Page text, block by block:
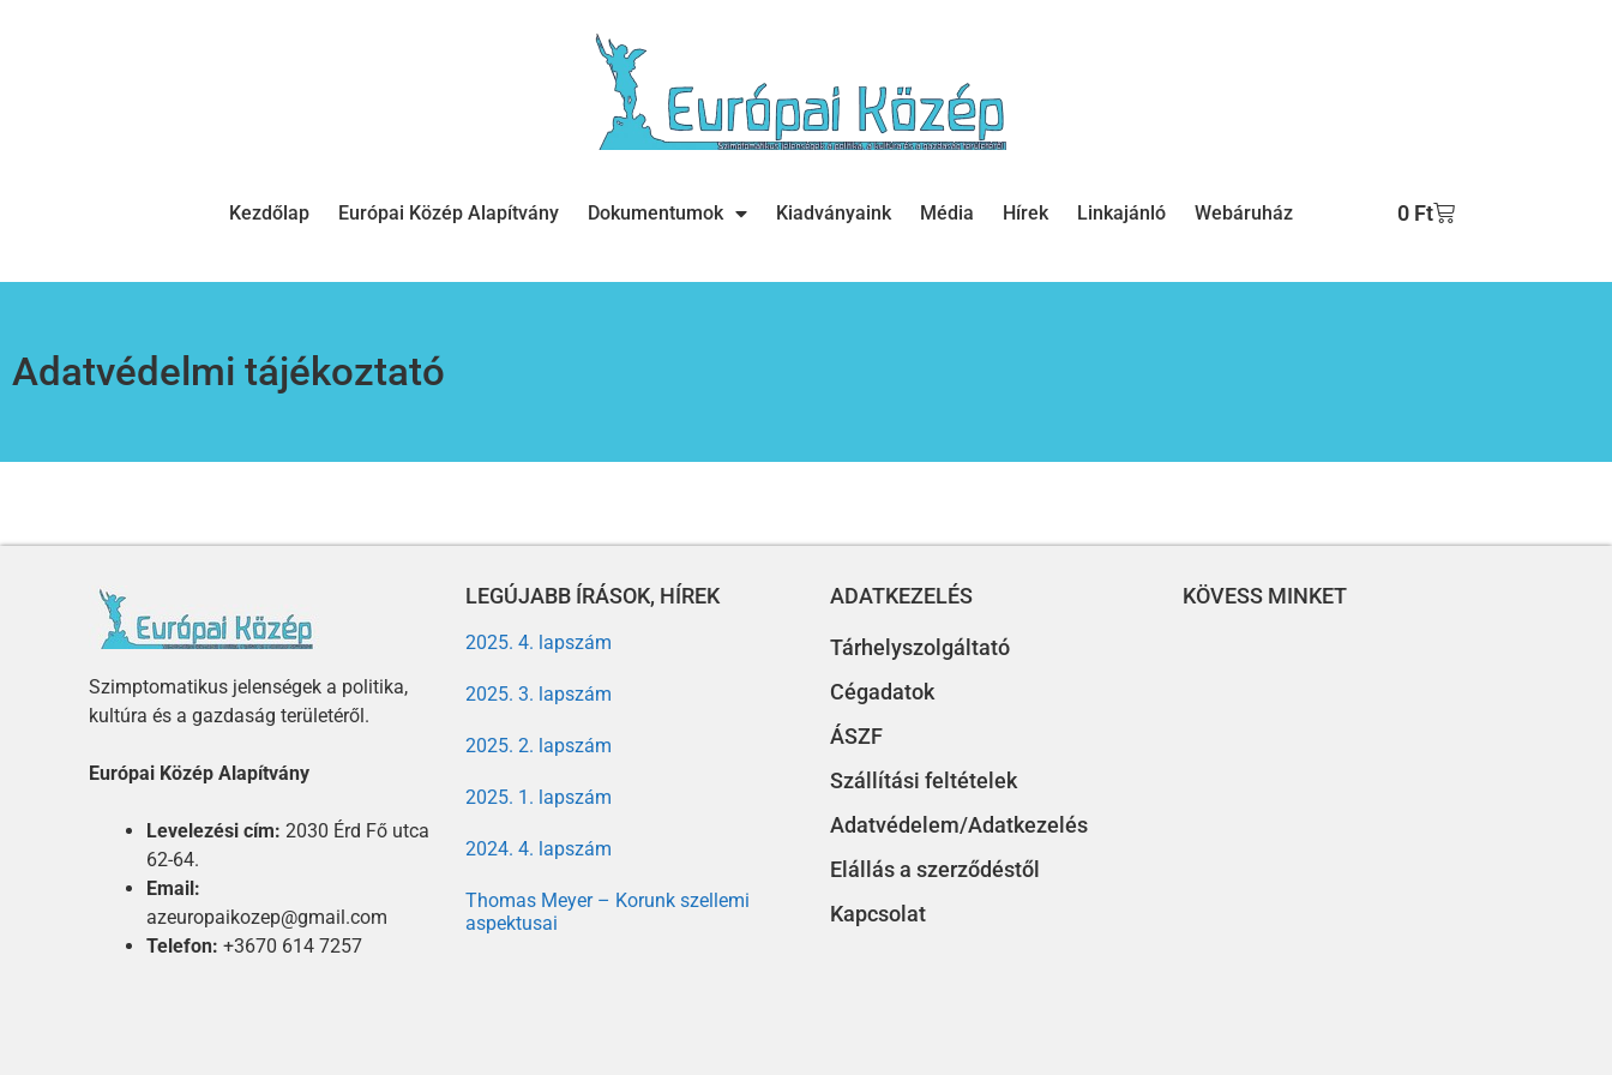
Kezdőlap Európai Közép Alapítvány Dokumentumok Kiadványaink Média Hírek Linkajánló Webáruház 0 Ft
Adatvédelmi tájékoztató
Szimptomatikus jelenségek a politika,
kultúra és a gazdaság területéről.
Európai Közép Alapítvány
Levelezési cím: 2030 Érd Fő utca
62-64.
Email:
azeuropaikozep@gmail.com
Telefon: +3670 614 7257
LEGÚJABB ÍRÁSOK, HÍREK
2025. 4. lapszám
2025. 3. lapszám
2025. 2. lapszám
2025. 1. lapszám
2024. 4. lapszám
Thomas Meyer – Korunk szellemi
aspektusai
ADATKEZELÉS
Tárhelyszolgáltató
Cégadatok
ÁSZF
Szállítási feltételek
Adatvédelem/Adatkezelés
Elállás a szerződéstől
Kapcsolat
KÖVESS MINKET